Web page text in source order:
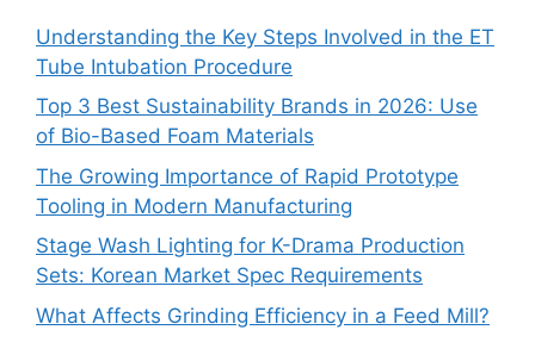
Understanding the Key Steps Involved in the ET
Tube Intubation Procedure
Top 3 Best Sustainability Brands in 2026: Use
of Bio-Based Foam Materials
The Growing Importance of Rapid Prototype
Tooling in Modern Manufacturing
Stage Wash Lighting for K-Drama Production
Sets: Korean Market Spec Requirements
What Affects Grinding Efficiency in a Feed Mill?